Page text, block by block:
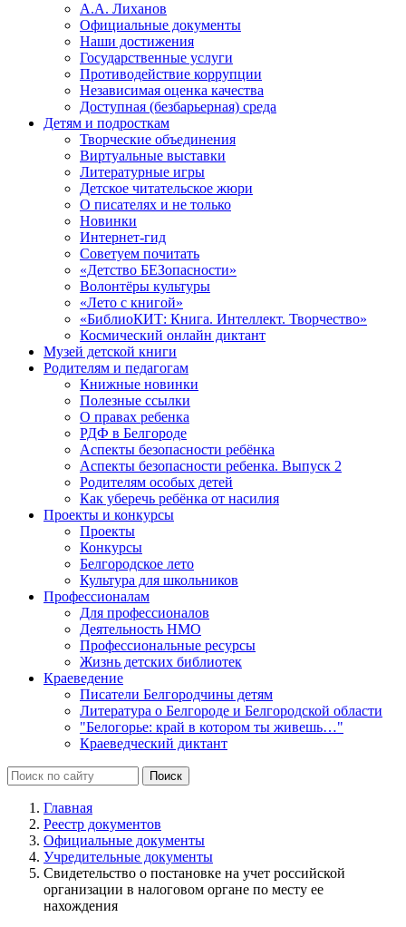
А.А. Лиханов
Официальные документы
Наши достижения
Государственные услуги
Противодействие коррупции
Независимая оценка качества
Доступная (безбарьерная) среда
Детям и подросткам
Творческие объединения
Виртуальные выставки
Литературные игры
Детское читательское жюри
О писателях и не только
Новинки
Интернет-гид
Советуем почитать
«Детство БЕЗопасности»
Волонтёры культуры
«Лето с книгой»
«БиблиоКИТ: Книга. Интеллект. Творчество»
Космический онлайн диктант
Музей детской книги
Родителям и педагогам
Книжные новинки
Полезные ссылки
О правах ребенка
РДФ в Белгороде
Аспекты безопасности ребёнка
Аспекты безопасности ребенка. Выпуск 2
Родителям особых детей
Как уберечь ребёнка от насилия
Проекты и конкурсы
Проекты
Конкурсы
Белгородское лето
Культура для школьников
Профессионалам
Для профессионалов
Деятельность НМО
Профессиональные ресурсы
Жизнь детских библиотек
Краеведение
Писатели Белгородчины детям
Литература о Белгороде и Белгородской области
"Белогорье: край в котором ты живешь…"
Краеведческий диктант
Главная
Реестр документов
Официальные документы
Учредительные документы
Свидетельство о постановке на учет российской
организации в налоговом органе по месту ее
нахождения